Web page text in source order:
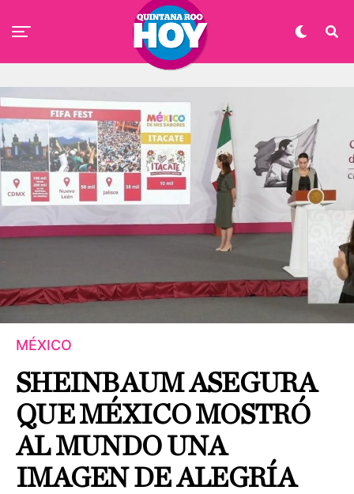
MÉXICO
SHEINBAUM ASEGURA
QUE MÉXICO MOSTRÓ
AL MUNDO UNA
IMAGEN DE ALEGRÍA